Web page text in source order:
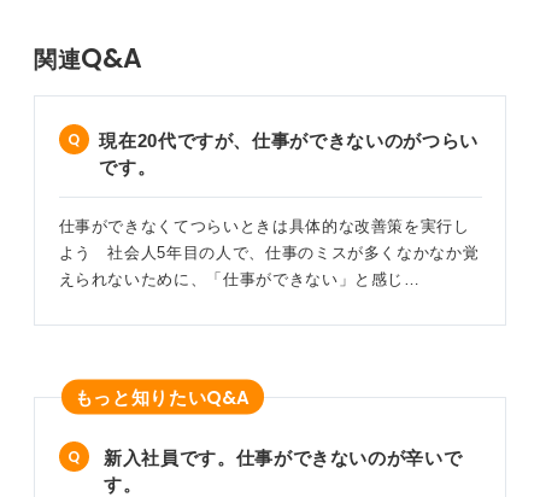
関連Q&A
現在20代ですが、仕事ができないのがつらい
です。
仕事ができなくてつらいときは具体的な改善策を実行し
よう 社会人5年目の人で、仕事のミスが多くなかなか覚
えられないために、「仕事ができない」と感じ…
もっと知りたいQ&A
新入社員です。仕事ができないのが辛いで
す。